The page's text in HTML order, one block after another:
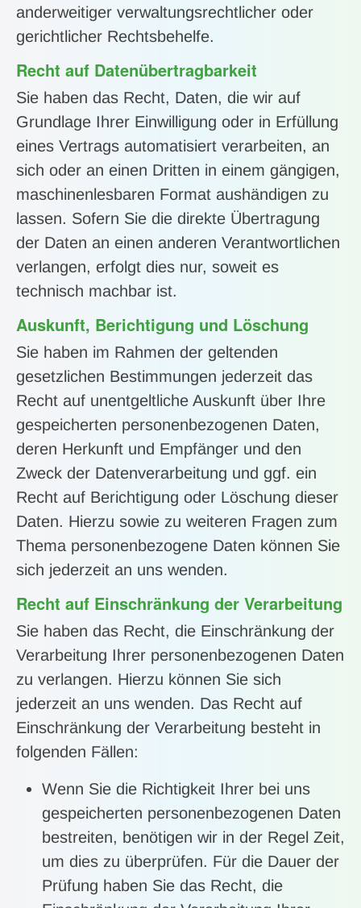
anderweitiger verwaltungsrechtlicher oder
gerichtlicher Rechtsbehelfe.
Recht auf Daten­übertrag­barkeit
Sie haben das Recht, Daten, die wir auf
Grundlage Ihrer Einwilligung oder in Erfüllung
eines Vertrags automatisiert verarbeiten, an
sich oder an einen Dritten in einem gängigen,
maschinenlesbaren Format aushändigen zu
lassen. Sofern Sie die direkte Übertragung
der Daten an einen anderen Verantwortlichen
verlangen, erfolgt dies nur, soweit es
technisch machbar ist.
Auskunft, Berichtigung und Löschung
Sie haben im Rahmen der geltenden
gesetzlichen Bestimmungen jederzeit das
Recht auf unentgeltliche Auskunft über Ihre
gespeicherten personenbezogenen Daten,
deren Herkunft und Empfänger und den
Zweck der Datenverarbeitung und ggf. ein
Recht auf Berichtigung oder Löschung dieser
Daten. Hierzu sowie zu weiteren Fragen zum
Thema personenbezogene Daten können Sie
sich jederzeit an uns wenden.
Recht auf Einschränkung der Verarbeitung
Sie haben das Recht, die Einschränkung der
Verarbeitung Ihrer personenbezogenen Daten
zu verlangen. Hierzu können Sie sich
jederzeit an uns wenden. Das Recht auf
Einschränkung der Verarbeitung besteht in
folgenden Fällen:
Wenn Sie die Richtigkeit Ihrer bei uns
gespeicherten personenbezogenen Daten
bestreiten, benötigen wir in der Regel Zeit,
um dies zu überprüfen. Für die Dauer der
Prüfung haben Sie das Recht, die